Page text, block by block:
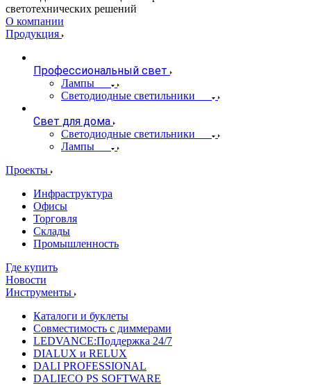
светотехнических решений
О компании
Продукция
Профессиональный свет
Лампы
Светодиодные светильники
Свет для дома
Светодиодные светильники
Лампы
Проекты
Инфраструктура
Офисы
Торговля
Склады
Промышленность
Где купить
Новости
Инструменты
Каталоги и буклеты
Совместимость с диммерами
LEDVANCE:Поддержка 24/7
DIALUX и RELUX
DALI PROFESSIONAL
DALIECO PS SOFTWARE